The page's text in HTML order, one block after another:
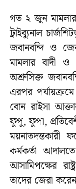
গত ২ জুন মামলার
ট্রাইব্যুনাল
জবানবন্দি ও
মামলার বাদী ও
অশ্রুসিক্ত
এরপর
বোন রাইসা
ফুপু, ফুপা,
ময়নাতদন্তকারী
কর্মকর্তা
আসামিপক্ষের
তাদের জেরা